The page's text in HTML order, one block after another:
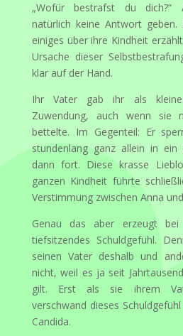
„Wofür bestrafst du dich?“
natürlich keine Antwort
einiges über ihre Kindheit
Ursache dieser
klar auf der Hand.
Ihr Vater gab ihr als
Zuwendung, auch wenn sie
bettelte. Im Gegenteil: Er
stundenlang ganz allein in
dann fort. Diese krasse
ganzen Kindheit führte
Verstimmung zwischen Anna
Genau das aber erzeugt
tiefsitzendes Schuldgefühl.
seinen Vater deshalb und
nicht, weil es ja seit
gilt. Erst als sie ihrem
verschwand dieses
Candida.